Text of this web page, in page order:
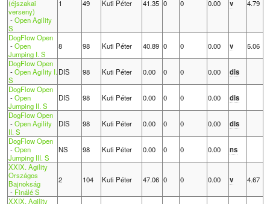
(éjszakai
verseny)
-Open Agility
S
1 49 Kuti Péter 41.35 0 0 0.00 v 4.79
DogFlow Open
-Open
Jumping I. S
8 98 Kuti Péter 40.89 0 0 0.00 v
5.06
DogFlow Open
-Open Agility I.
S
DIS 98 Kuti Péter 0.00 0 0 0.00
dis
DogFlow Open
-Open
Jumping II. S
DIS 98 Kuti Péter 0.00 0 0 0.00
dis
DogFlow Open
-Open Agility
II. S
DIS 98 Kuti Péter 0.00 0 0 0.00
dis
DogFlow Open
-Open
Jumping III. S
NS 98 Kuti Péter 0.00 0 0 0.00
ns
XXIX. Agility
Országos
Bajnokság
- Finálé S
2 104 Kuti Péter 47.06 0 0 0.00 v 4.67
XXIX. Agility